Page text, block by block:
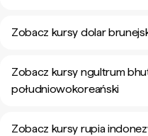
Zobacz kursy dolar
Zobacz kursy ngultrum
południowokoreański
Zobacz kursy rupia